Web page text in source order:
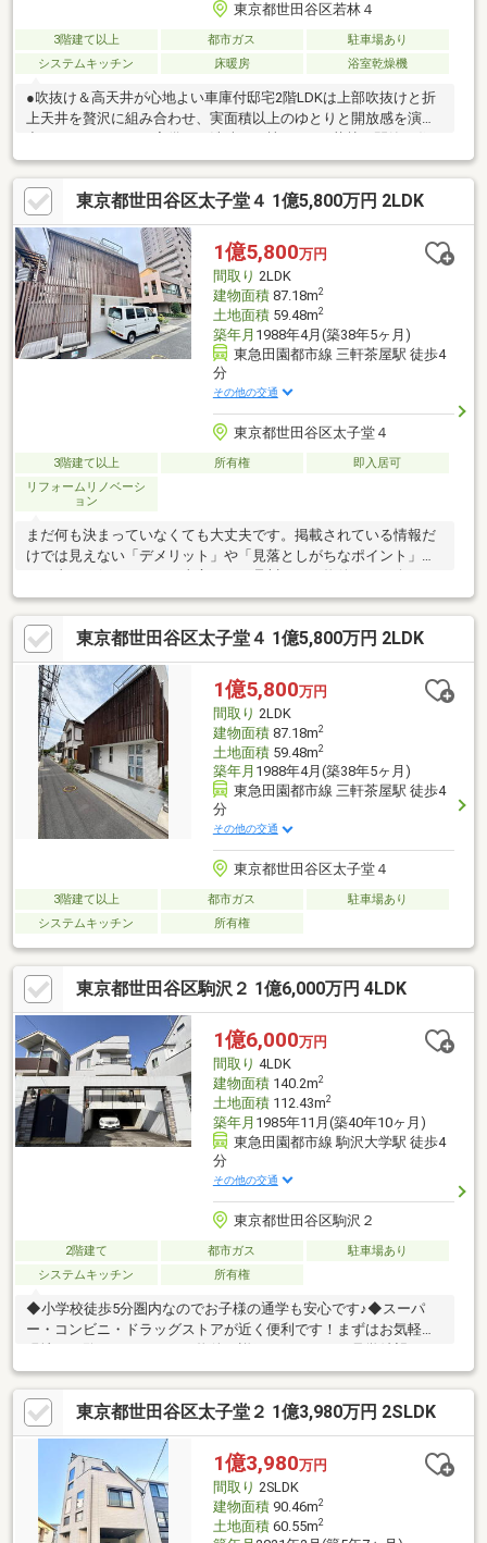
東京都世田谷区若林４
3階建て以上 都市ガス
駐車場あり
システムキッチン
床暖房 浴室乾燥機
●吹抜け＆高天井が心地よい車庫付邸宅2階LDKは上部吹抜けと折
上天井を贅沢に組み合わせ、実面積以上のゆとりと開放感を演
環境とゆとりある前面道路都会の喧騒から離れた穏やかで閑静な
住宅街。すっきりと美しく整備された前面道路は十分なゆとりが
あり、車の出し入れもスムーズ。小さなお子様がいるご家庭も安
心の環境です。● 駅・買い物・三軒茶屋を普段使いする利便駅や
スーパー、コンビニがすべて徒歩5分圏内に集結。お洒落なショッ
プやグルメが集まる人気の三軒茶屋エリアも気軽に日常使いでき
る、良好な利便性と好立地が魅力です。
東京都世田谷区太子堂４ 1億5,800万円 2LDK
1億5,800万円
間取り 2LDK
建物面積87.18m2
土地面積59.48m2
築年月 1988年4月(築38年5ヶ月)
東急田園都市線 三軒茶屋駅 徒歩4
分
その他の交通
東京都世田谷区太子堂４
3階建て以上 所有権
即入居可
リフォームリノベーシ
ョン
まだ何も決まっていなくても大丈夫です。掲載されている情報だ
けでは見えない「デメリット」や「見落としがちなポイント」ま
で正直にお伝えします。東宝ハウス品川では、物件のご紹介だけ
でなく、「どう選ぶか」までしっかりサポート。現地でしか分か
らない空気感や周辺環境も含めて、一緒に納得できる住まい探し
を進めていきましょう。相談だけでも大歓迎です。まだご希望が
定まっていなくても大丈夫。まずはお気軽にご相談ください。
東京都世田谷区太子堂４ 1億5,800万円 2LDK
1億5,800万円
間取り 2LDK
建物面積87.18m2
土地面積59.48m2
築年月 1988年4月(築38年5ヶ月)
東急田園都市線 三軒茶屋駅 徒歩4
分
その他の交通
東京都世田谷区太子堂４
3階建て以上 都市ガス
駐車場あり
システムキッチン
所有権
東京都世田谷区駒沢２ 1億6,000万円 4LDK
1億6,000万円
間取り 4LDK
建物面積140.2m2
土地面積112.43m2
築年月 1985年11月(築40年10ヶ月)
東急田園都市線 駒沢大学駅 徒歩4
分
その他の交通
東京都世田谷区駒沢２
2階建て 都市ガス
駐車場あり
システムキッチン
所有権
◆小学校徒歩5分圏内なのでお子様の通学も安心です♪◆スーパ
ー・コンビニ・ドラッグストアが近く便利です！まずはお気軽に
現地をご覧くださいませ。物件の詳細について、ご見学希望のお
客様は下記番号までお気軽にご連絡下さい。お問い合わせ専用フ
リーダイヤル【0120－104－132】
東京都世田谷区太子堂２ 1億3,980万円 2SLDK
1億3,980万円
間取り 2SLDK
建物面積90.46m2
土地面積60.55m2